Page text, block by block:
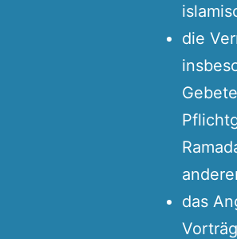
die
das